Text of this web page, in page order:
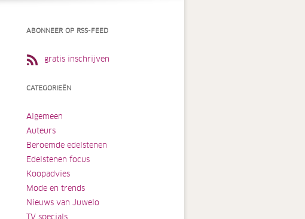
ABONNEER OP RSS-FEED
gratis inschrijven
CATEGORIEËN
Algemeen
Auteurs
Beroemde edelstenen
Edelstenen focus
Koopadvies
Mode en trends
Nieuws van Juwelo